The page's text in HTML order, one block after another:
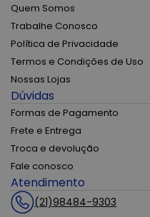
Quem Somos
Trabalhe Conosco
Política de Privacidade
Termos e Condições de Uso
Nossas Lojas
Dúvidas
Formas de Pagamento
Frete e Entrega
Troca e devolução
Fale conosco
Atendimento
(21)98484-9303